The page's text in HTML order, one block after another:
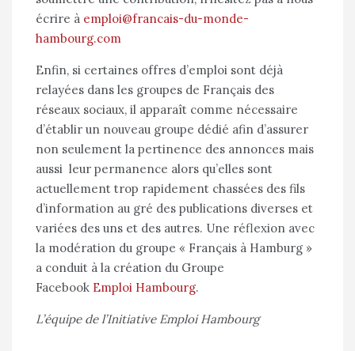
écrire à emploi@francais-du-monde-
hambourg.com
Enfin, si certaines offres d’emploi sont déjà
relayées dans les groupes de Français des
réseaux sociaux, il apparaît comme nécessaire
d’établir un nouveau groupe dédié afin d’assurer
non seulement la pertinence des annonces mais
aussi leur permanence alors qu’elles sont
actuellement trop rapidement chassées des fils
d’information au gré des publications diverses et
variées des uns et des autres. Une réflexion avec
la modération du groupe « Français à Hamburg »
a conduit à la création du Groupe
Facebook Emploi Hambourg.
L’équipe de l’Initiative Emploi Hambourg